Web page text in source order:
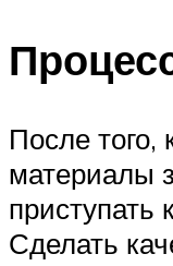
После того,
материалы
Сделать